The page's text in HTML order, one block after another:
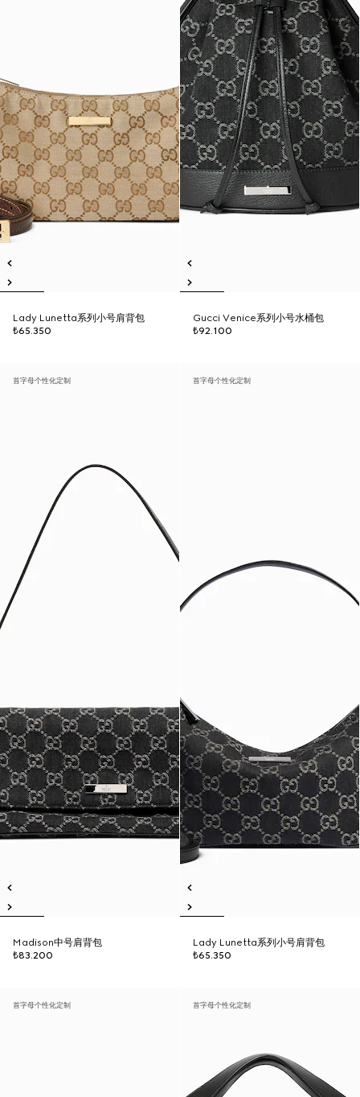
Lady Lunetta系列小号肩背包
₺65.350
Gucci Venice系列小号水桶包
₺92.100
首字母个性化定制
Madison中号肩背包
₺83.200
首字母个性化定制
Lady Lunetta系列小号肩背包
₺65.350
首字母个性化定制 首字母个性化定制